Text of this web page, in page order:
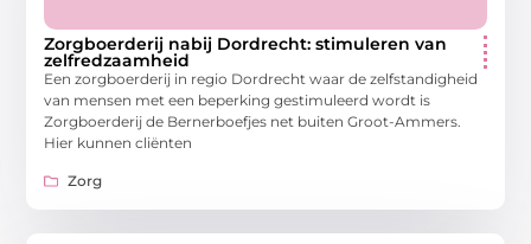
Zorgboerderij nabij Dordrecht: stimuleren van
zelfredzaamheid
Een zorgboerderij in regio Dordrecht waar de zelfstandigheid
van mensen met een beperking gestimuleerd wordt is
Zorgboerderij de Bernerboefjes net buiten Groot-Ammers.
Hier kunnen cliënten
Zorg